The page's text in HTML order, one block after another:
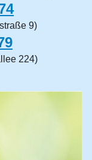
9)
224)